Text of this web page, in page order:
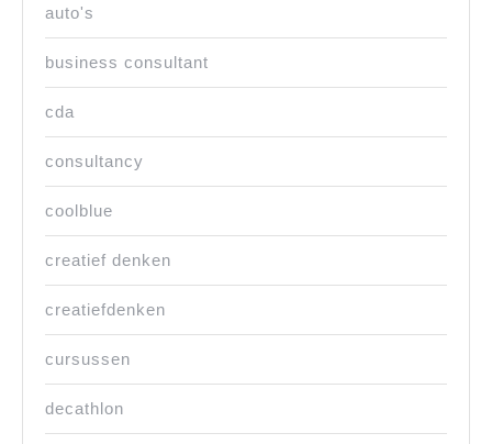
auto's
business consultant
cda
consultancy
coolblue
creatief denken
creatiefdenken
cursussen
decathlon